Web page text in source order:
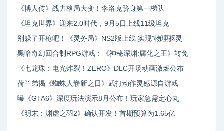
《博人传》战力格局大变！李洛克跻身第一梯队
《坦克世界》迎来2.0时代，9月5日上线11级坦克
别躲了开枪吧！《灵务局》NS2版上线 实现”物理驱灵”
黑暗奇幻回合制RPG游戏：《神秘深渊:腐化之王》转免
《七龙珠：电光炸裂！ZERO》DLC开场动画激燃公布
荷兰弟揭《蜘蛛人崭新之日》武打动作灵感源自游戏
曝《GTA6》深度玩法演示8月公布！玩家急需定心丸
《明末：渊虚之羽2》确认开发！首期预算为1.65亿